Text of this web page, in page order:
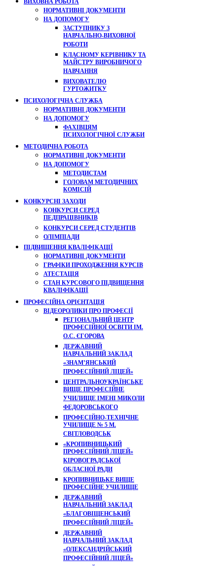
ВИХОВНА РОБОТА
НОРМАТИВНІ ДОКУМЕНТИ
НА ДОПОМОГУ
ЗАСТУПНИКУ З
НАВЧАЛЬНО-ВИХОВНОЇ
РОБОТИ
КЛАСНОМУ КЕРІВНИКУ ТА
МАЙСТРУ ВИРОБНИЧОГО
НАВЧАННЯ
ВИХОВАТЕЛЮ
ГУРТОЖИТКУ
ПСИХОЛОГІЧНА СЛУЖБА
НОРМАТИВНІ ДОКУМЕНТИ
НА ДОПОМОГУ
ФАХІВЦЯМ
ПСИХОЛОГІЧНОЇ СЛУЖБИ
МЕТОДИЧНА РОБОТА
НОРМАТИВНІ ДОКУМЕНТИ
НА ДОПОМОГУ
МЕТОДИСТАМ
ГОЛОВАМ МЕТОДИЧНИХ
КОМІСІЙ
КОНКУРСНІ ЗАХОДИ
КОНКУРСИ СЕРЕД
ПЕДПРАЦІВНИКІВ
КОНКУРСИ СЕРЕД СТУДЕНТІВ
ОЛІМПІАДИ
ПІДВИЩЕННЯ КВАЛІФІКАЦІЇ
НОРМАТИВНІ ДОКУМЕНТИ
ГРАФІКИ ПРОХОДЖЕННЯ КУРСІВ
АТЕСТАЦІЯ
СТАН КУРСОВОГО ПІДВИЩЕННЯ
КВАЛІФІКАЦІЇ
ПРОФЕСІЙНА ОРІЄНТАЦІЯ
ВІДЕОРОЛИКИ ПРО ПРОФЕСІЇ
РЕГІОНАЛЬНИЙ ЦЕНТР
ПРОФЕСІЙНОЇ ОСВІТИ ІМ.
О.С. ЄГОРОВА
ДЕРЖАВНИЙ
НАВЧАЛЬНИЙ ЗАКЛАД
«ЗНАМ’ЯНСЬКИЙ
ПРОФЕСІЙНИЙ ЛІЦЕЙ»
ЦЕНТРАЛЬНОУКРАЇНСЬКЕ
ВИЩЕ ПРОФЕСІЙНЕ
УЧИЛИЩЕ ІМЕНІ МИКОЛИ
ФЕДОРОВСЬКОГО
ПРОФЕСІЙНО-ТЕХНІЧНЕ
УЧИЛИЩЕ № 5 М.
СВІТЛОВОДСЬК
«КРОПИВНИЦЬКИЙ
ПРОФЕСІЙНИЙ ЛІЦЕЙ»
КІРОВОГРАДСЬКОЇ
ОБЛАСНОЇ РАДИ
КРОПИВНИЦЬКЕ ВИЩЕ
ПРОФЕСІЙНЕ УЧИЛИЩЕ
ДЕРЖАВНИЙ
НАВЧАЛЬНИЙ ЗАКЛАД
«БЛАГОВІЩЕНСЬКИЙ
ПРОФЕСІЙНИЙ ЛІЦЕЙ»
ДЕРЖАВНИЙ
НАВЧАЛЬНИЙ ЗАКЛАД
«ОЛЕКСАНДРІЙСЬКИЙ
ПРОФЕСІЙНИЙ ЛІЦЕЙ»